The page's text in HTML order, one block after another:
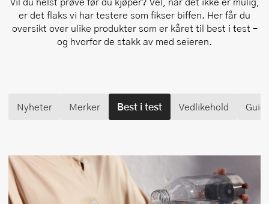
er det flaks vi har testere som fikser biffen. Her får du
oversikt over ulike produkter som er kåret til best i test –
og hvorfor de stakk av med seieren.
Nyheter Merker Best i test Vedlikehold